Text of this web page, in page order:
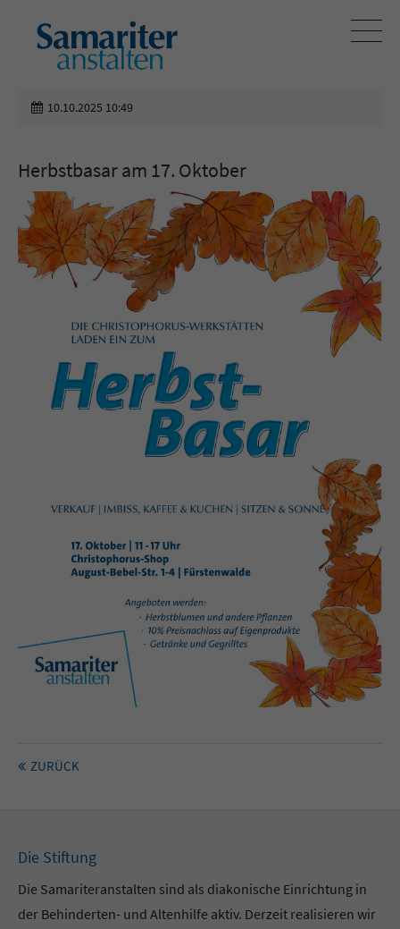
10.10.2025 10:49
Herbstbasar am 17. Oktober
ZURÜCK
Die Stiftung
Die Samariteranstalten sind als diakonische Einrichtung in
der Behinderten- und Altenhilfe aktiv. Derzeit realisieren wir